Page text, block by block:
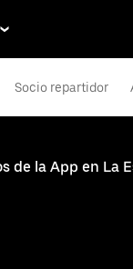
Socio repartidor
de la App en La